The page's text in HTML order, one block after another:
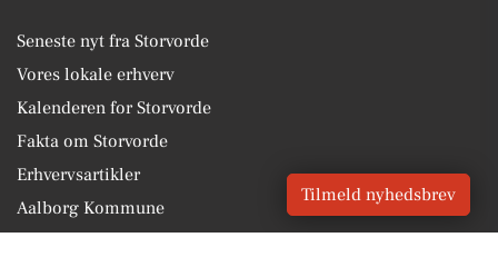
Seneste nyt fra Storvorde
Vores lokale erhverv
Kalenderen for Storvorde
Fakta om Storvorde
Erhvervsartikler
Aalborg Kommune
Tilmeld nyhedsbrev